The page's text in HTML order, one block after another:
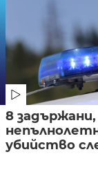
8
убийство